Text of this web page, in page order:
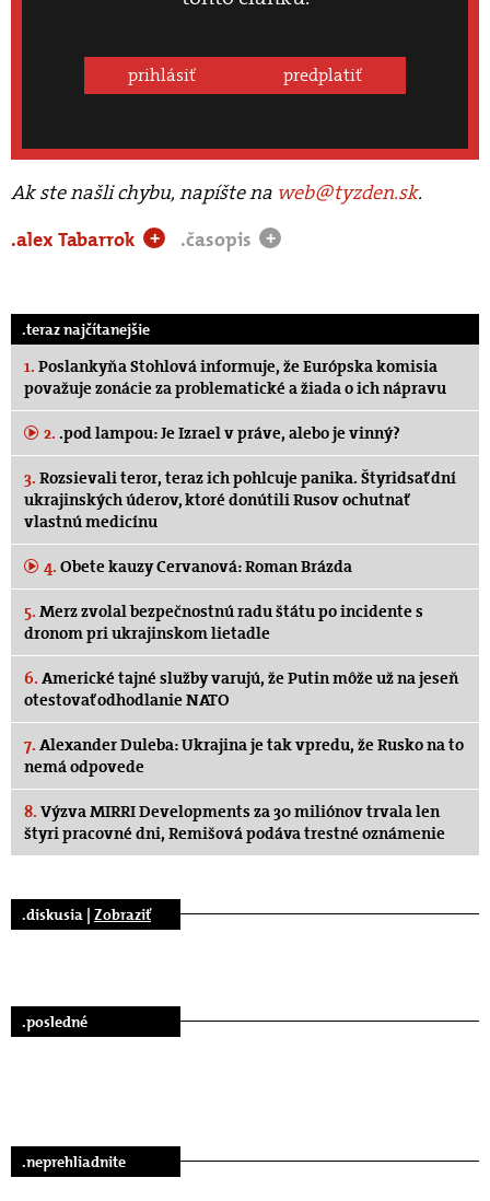
prihlásiť predplatiť
Ak ste našli chybu, napíšte na web@tyzden.sk.
.alex Tabarrok
+ .časopis +
.teraz najčítanejšie
1. Poslankyňa Stohlová informuje, že Európska komisia
považuje zonácie za problematické a žiada o ich nápravu
2. .pod lampou: Je Izrael v práve, alebo je vinný?
3. Rozsievali teror, teraz ich pohlcuje panika. Štyridsať dní
ukrajinských úderov, ktoré donútili Rusov ochutnať
vlastnú medicínu
4. Obete kauzy Cervanová: Roman Brázda
5. Merz zvolal bezpečnostnú radu štátu po incidente s
dronom pri ukrajinskom lietadle
6. Americké tajné služby varujú, že Putin môže už na jeseň
otestovať odhodlanie NATO
7. Alexander Duleba: Ukrajina je tak vpredu, že Rusko na to
nemá odpovede
8. Výzva MIRRI Developments za 30 miliónov trvala len
štyri pracovné dni, Remišová podáva trestné oznámenie
.diskusia | Zobraziť
.posledné
.neprehliadnite